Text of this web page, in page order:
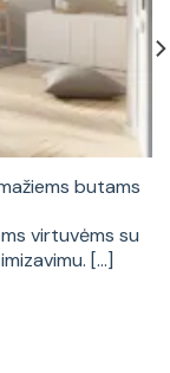
butams
virtuvėms su
[...]